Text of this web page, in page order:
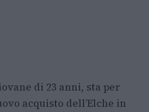
di 23 anni, sta per
acquisto dell’Elche in